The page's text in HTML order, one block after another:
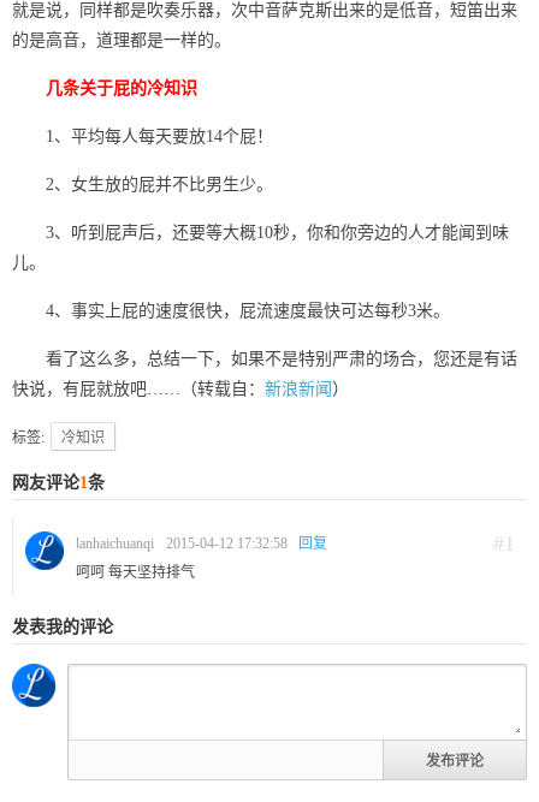
就是说，同样都是吹奏乐器，次中音萨克斯出来的是低音，短笛出来
的是高音，道理都是一样的。
几条关于屁的冷知识
1、平均每人每天要放14个屁！
2、女生放的屁并不比男生少。
3、听到屁声后，还要等大概10秒，你和你旁边的人才能闻到味
儿。
4、事实上屁的速度很快，屁流速度最快可达每秒3米。
看了这么多，总结一下，如果不是特别严肃的场合，您还是有话
快说，有屁就放吧……（转载自： 新浪新闻 ）
标签: 冷知识
网友评论1条
#1
lanhaichuanqi 2015-04-12 17:32:58
回复
呵呵 每天坚持排气
发表我的评论